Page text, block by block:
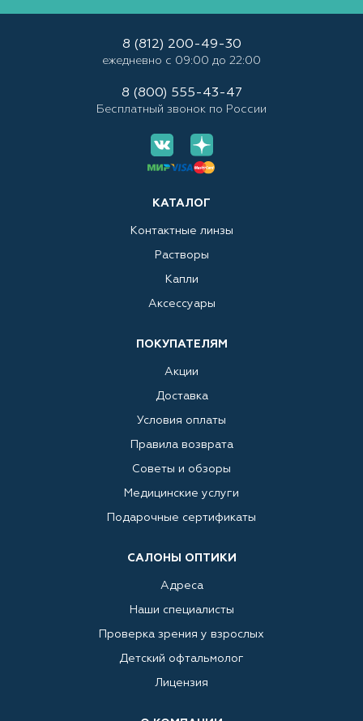
КАТАЛОГ
Контактные линзы
Растворы
Капли
Аксессуары
ПОКУПАТЕЛЯМ
Акции
Доставка
Условия оплаты
Правила возврата
Советы и обзоры
Медицинские услуги
Подарочные сертификаты
САЛОНЫ ОПТИКИ
Адреса
Наши специалисты
Проверка зрения у взрослых
Детский офтальмолог
Лицензия
8 (812) 200-49-30
ежедневно с 09:00 до 22:00
8 (800) 555-43-47
Бесплатный звонок по России